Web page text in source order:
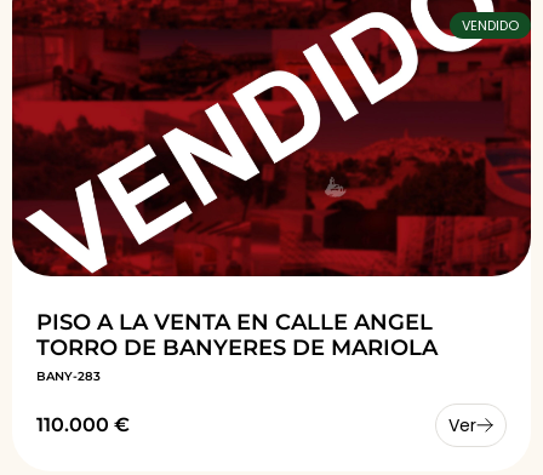
VENDIDO
PISO A LA VENTA EN CALLE ANGEL
TORRO DE BANYERES DE MARIOLA
BANY-283
110.000 € Ver